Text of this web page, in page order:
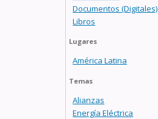
Documentos (Digitales)
Libros
Lugares
América Latina
Temas
Alianzas
Energía Eléctrica